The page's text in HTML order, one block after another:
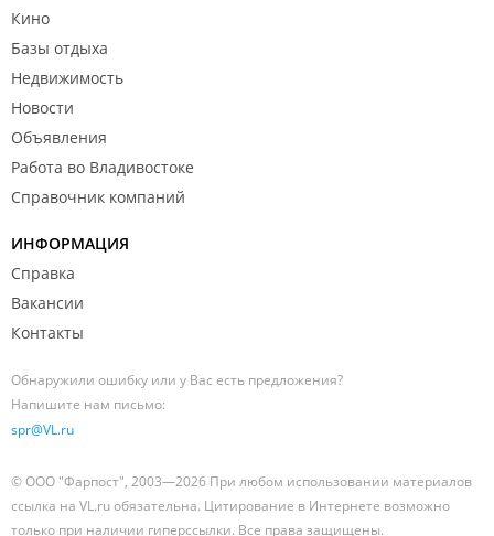
Кино
Базы отдыха
Недвижимость
Новости
Объявления
Работа во Владивостоке
Справочник компаний
ИНФОРМАЦИЯ
Справка
Вакансии
Контакты
Обнаружили ошибку или у Вас есть предложения?
Напишите нам письмо:
spr@VL.ru
© ООО "Фарпост", 2003—2026 При любом использовании материалов
ссылка на VL.ru обязательна. Цитирование в Интернете возможно
только при наличии гиперссылки. Все права защищены.